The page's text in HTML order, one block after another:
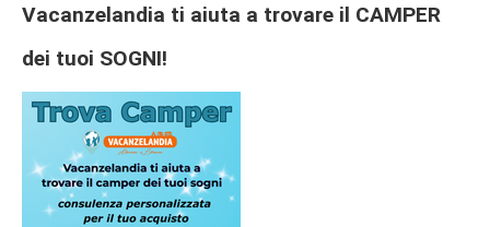
Vacanzelandia ti aiuta a trovare il CAMPER
dei tuoi SOGNI!